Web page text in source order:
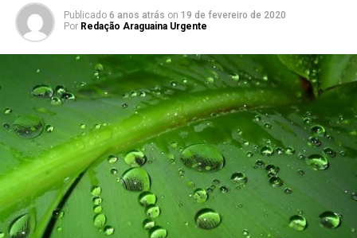
Publicado 6 anos atrás on 19 de fevereiro de 2020
Por Redação Araguaina Urgente